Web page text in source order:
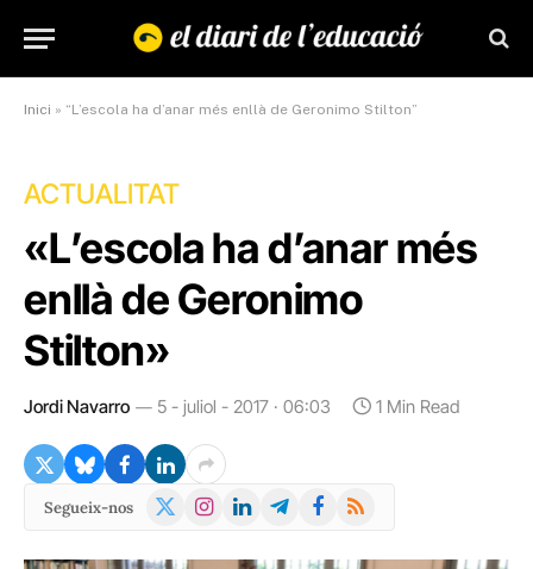
Inici » “L’escola ha d’anar més enllà de Geronimo Stilton”
ACTUALITAT
«L’escola ha d’anar més
enllà de Geronimo
Stilton»
Jordi Navarro 5 - juliol - 2017 · 06:03 1 Min Read
Segueix-nos
X
Instagram
LinkedInTelegramFacebook
RSS